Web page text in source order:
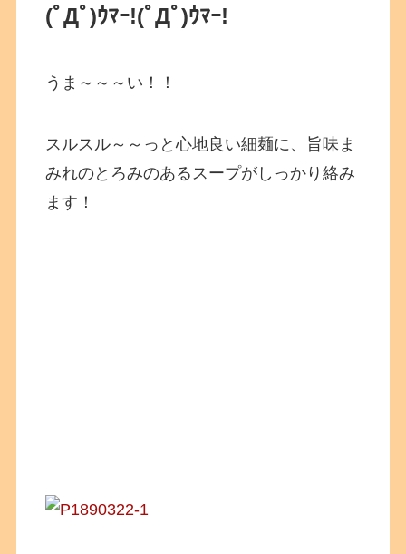
(ﾟДﾟ)ｳﾏｰ!(ﾟДﾟ)ｳﾏｰ!
うま～～～い！！
スルスル～～っと心地良い細麺に、旨味ま
みれのとろみのあるスープがしっかり絡み
ます！